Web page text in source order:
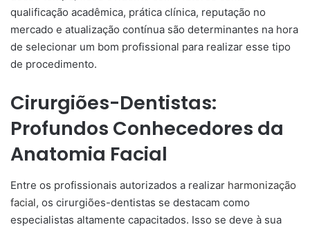
qualificação acadêmica, prática clínica, reputação no
mercado e atualização contínua são determinantes na hora
de selecionar um bom profissional para realizar esse tipo
de procedimento.
Cirurgiões-Dentistas:
Profundos Conhecedores da
Anatomia Facial
Entre os profissionais autorizados a realizar harmonização
facial, os cirurgiões-dentistas se destacam como
especialistas altamente capacitados. Isso se deve à sua